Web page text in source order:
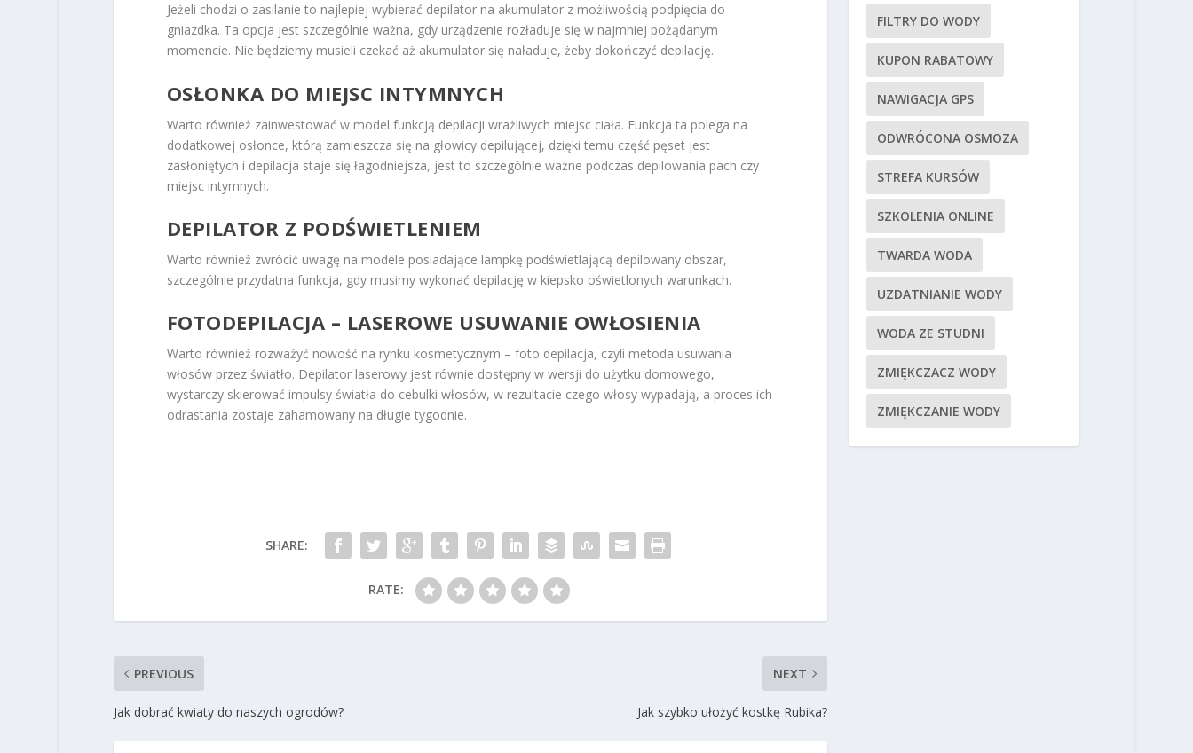
Jeżeli chodzi o zasilanie to najlepiej wybierać depilator na akumulator z możliwością podpięcia do
gniazdka. Ta opcja jest szczególnie ważna, gdy urządzenie rozładuje się w najmniej pożądanym
momencie. Nie będziemy musieli czekać aż akumulator się naładuje, żeby dokończyć depilację.
OSŁONKA DO MIEJSC INTYMNYCH
Warto również zainwestować w model funkcją depilacji wrażliwych miejsc ciała. Funkcja ta polega na
dodatkowej osłonce, którą zamieszcza się na głowicy depilującej, dzięki temu część pęset jest
zasłoniętych i depilacja staje się łagodniejsza, jest to szczególnie ważne podczas depilowania pach czy
miejsc intymnych.
DEPILATOR Z PODŚWIETLENIEM
Warto również zwrócić uwagę na modele posiadające lampkę podświetlającą depilowany obszar,
szczególnie przydatna funkcja, gdy musimy wykonać depilację w kiepsko oświetlonych warunkach.
FOTODEPILACJA – LASEROWE USUWANIE OWŁOSIENIA
Warto również rozważyć nowość na rynku kosmetycznym – foto depilacja, czyli metoda usuwania
włosów przez światło. Depilator laserowy jest równie dostępny w wersji do użytku domowego,
wystarczy skierować impulsy światła do cebulki włosów, w rezultacie czego włosy wypadają, a proces ich
odrastania zostaje zahamowany na długie tygodnie.
SHARE:
RATE:
PREVIOUS
Jak dobrać kwiaty do naszych ogrodów?
NEXT
Jak szybko ułożyć kostkę Rubika?
FILTRY DO WODY
KUPON RABATOWY
NAWIGACJA GPS
ODWRÓCONA OSMOZA
STREFA KURSÓW
SZKOLENIA ONLINE
TWARDA WODA
UZDATNIANIE WODY
WODA ZE STUDNI
ZMIĘKCZACZ WODY
ZMIĘKCZANIE WODY